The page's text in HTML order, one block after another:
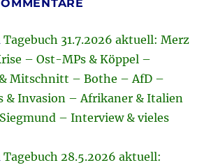
Tagebuch 31.7.2026 aktuell: Merz
– Ost-MPs & Köppel –
Mitschnitt – Bothe – AfD –
& Invasion – Afrikaner & Italien
– Interview & vieles
Tagebuch 28.5.2026 aktuell: